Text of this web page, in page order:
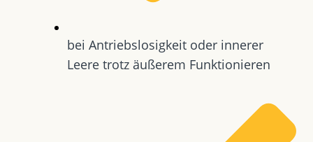
bei Antriebslosigkeit oder innerer
Leere trotz äußerem Funktionieren